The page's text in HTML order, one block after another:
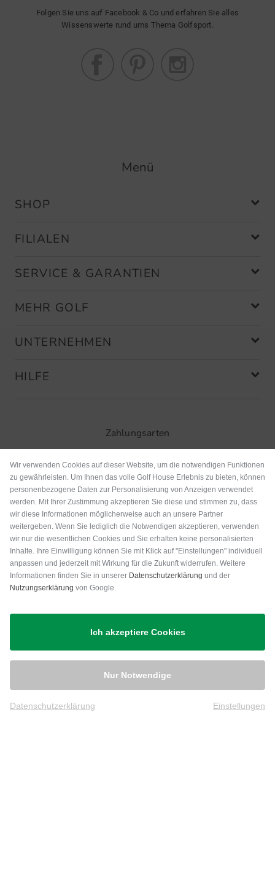
Folgen Sie uns auf Facebook & Co und erfahren Sie alles
Wissenswerte rund ums Thema Golfsport.
Menü
SHOP
FILIALEN
SERVICE & GARANTIEN
MEHR GOLF
UNTERNEHMEN
HILFE
Zahlungsarten
Versand
Wir verwenden Cookies auf dieser Website, um die notwendigen Funktionen
zu gewährleisten. Um Ihnen das volle Golf House Erlebnis zu bieten, können
personenbezogene Daten zur Personalisierung von Anzeigen verwendet
werden. Mit Ihrer Zustimmung akzeptieren Sie diese und stimmen zu, dass
wir diese Informationen möglicherweise auch an unsere Partner
weitergeben. Wenn Sie lediglich die Notwendigen akzeptieren, verwenden
wir nur die wesentlichen Cookies und Sie erhalten keine personalisierten
Inhalte. Ihre Einwilligung können Sie mit Klick auf "Einstellungen" individuell
anpassen und jederzeit mit Wirkung für die Zukunft widerrufen. Weitere
Informationen finden Sie in unserer Datenschutzerklärung und der
Nutzungserklärung von Google.
Ich akzeptiere Cookies
Nur Notwendige
Datenschutzerklärung Einstellungen